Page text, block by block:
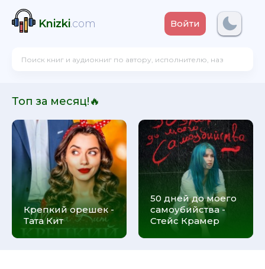
Knizki.com Войти
Топ за месяц!🔥
Крепкий орешек -
Тата Кит
50 дней до моего
самоубийства -
Стейс Крамер